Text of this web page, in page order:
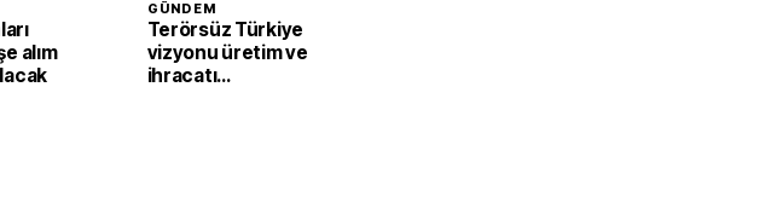
alım
GÜNDEM
Terörsüz Türkiye
vizyonu üretim ve
ihracatı